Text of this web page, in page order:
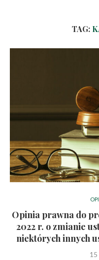
TAG:
Opinia prawna do
2022 r. o zmianie
niektórych innych
15